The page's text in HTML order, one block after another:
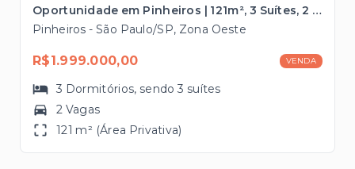
Oportunidade em Pinheiros | 121m², 3 Suítes, 2 Vagas e Lazer Completo
Pinheiros - São Paulo/SP, Zona Oeste
R$1.999.000,00 VENDA
3 Dormitórios, sendo3 suítes
2 Vagas
121 m² (Área Privativa)